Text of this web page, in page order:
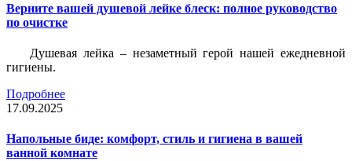
Верните вашей душевой лейке блеск: полное руководство
по очистке
Душевая лейка – незаметный герой нашей ежедневной
гигиены.
Подробнее
17.09.2025
Напольные биде: комфорт, стиль и гигиена в вашей
ванной комнате